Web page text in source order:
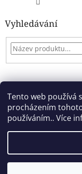
Tento web používá
procházením
používáním.. Více
Vyhledávání
Copyright 2026